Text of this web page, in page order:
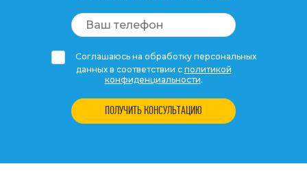
Соглашаюсь на обработку персональных
данных в соответствии с политикой
конфиденциальности.
ПОЛУЧИТЬ КОНСУЛЬТАЦИЮ